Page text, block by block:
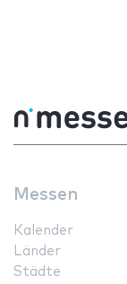
Messen
Kalender
Länder
Städte